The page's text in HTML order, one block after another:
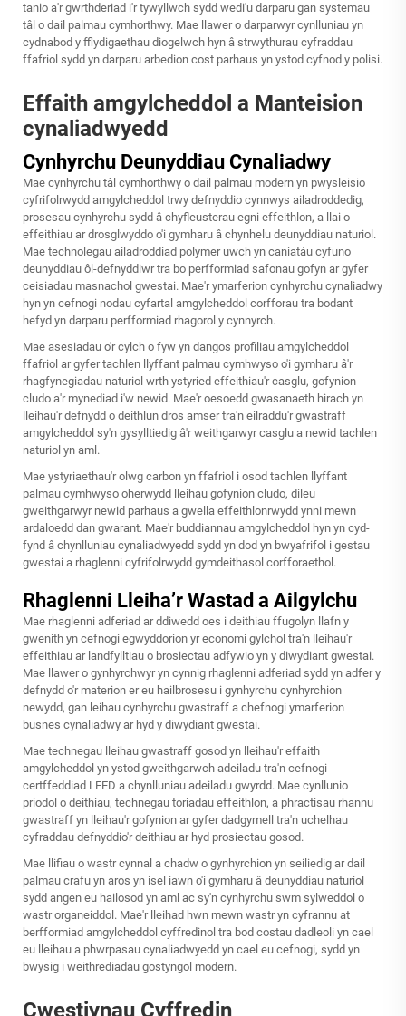
tanio a'r gwrthderiad i'r tywyllwch sydd wedi'u darparu gan systemau
tâl o dail palmau cymhorthwy. Mae llawer o darparwyr cynlluniau yn
cydnabod y fflydigaethau diogelwch hyn â strwythurau cyfraddau
ffafriol sydd yn darparu arbedion cost parhaus yn ystod cyfnod y polisi.
Effaith amgylcheddol a Manteision
cynaliadwyedd
Cynhyrchu Deunyddiau Cynaliadwy
Mae cynhyrchu tâl cymhorthwy o dail palmau modern yn pwysleisio
cyfrifolrwydd amgylcheddol trwy defnyddio cynnwys ailadroddedig,
prosesau cynhyrchu sydd â chyfleusterau egni effeithlon, a llai o
effeithiau ar drosglwyddo o'i gymharu â chynhelu deunyddiau naturiol.
Mae technolegau ailadroddiad polymer uwch yn caniatáu cyfuno
deunyddiau ôl-defnyddiwr tra bo perfformiad safonau gofyn ar gyfer
ceisiadau masnachol gwestai. Mae'r ymarferion cynhyrchu cynaliadwy
hyn yn cefnogi nodau cyfartal amgylcheddol corfforau tra bodant
hefyd yn darparu perfformiad rhagorol y cynnyrch.
Mae asesiadau o'r cylch o fyw yn dangos profiliau amgylcheddol
ffafriol ar gyfer tachlen llyffant palmau cymhwyso o'i gymharu â'r
rhagfynegiadau naturiol wrth ystyried effeithiau'r casglu, gofynion
cludo a'r mynediad i'w newid. Mae'r oesoedd gwasanaeth hirach yn
lleihau'r defnydd o deithlun dros amser tra'n eilraddu'r gwastraff
amgylcheddol sy'n gysylltiedig â'r weithgarwyr casglu a newid tachlen
naturiol yn aml.
Mae ystyriaethau'r olwg carbon yn ffafriol i osod tachlen llyffant
palmau cymhwyso oherwydd lleihau gofynion cludo, dileu
gweithgarwyr newid parhaus a gwella effeithlonrwydd ynni mewn
ardaloedd dan gwarant. Mae'r buddiannau amgylcheddol hyn yn cyd-
fynd â chynlluniau cynaliadwyedd sydd yn dod yn bwyafrifol i gestau
gwestai a rhaglenni cyfrifolrwydd gymdeithasol corfforaethol.
Rhaglenni Lleiha’r Wastad a Ailgylchu
Mae rhaglenni adferiad ar ddiwedd oes i deithiau ffugolyn llafn y
gwenith yn cefnogi egwyddorion yr economi gylchol tra'n lleihau'r
effeithiau ar landfylltiau o brosiectau adfywio yn y diwydiant gwestai.
Mae llawer o gynhyrchwyr yn cynnig rhaglenni adferiad sydd yn adfer y
defnydd o'r materion er eu hailbrosesu i gynhyrchu cynhyrchion
newydd, gan leihau cynhyrchu gwastraff a chefnogi ymarferion
busnes cynaliadwy ar hyd y diwydiant gwestai.
Mae technegau lleihau gwastraff gosod yn lleihau'r effaith
amgylcheddol yn ystod gweithgarwch adeiladu tra'n cefnogi
certffeddiad LEED a chynlluniau adeiladu gwyrdd. Mae cynllunio
priodol o deithiau, technegau toriadau effeithlon, a phractisau rhannu
gwastraff yn lleihau'r gofynion ar gyfer dadgymell tra'n uchelhau
cyfraddau defnyddio'r deithiau ar hyd prosiectau gosod.
Mae llifiau o wastr cynnal a chadw o gynhyrchion yn seiliedig ar dail
palmau crafu yn aros yn isel iawn o'i gymharu â deunyddiau naturiol
sydd angen eu hailosod yn aml ac sy'n cynhyrchu swm sylweddol o
wastr organeiddol. Mae'r lleihad hwn mewn wastr yn cyfrannu at
berfformiad amgylcheddol cyffredinol tra bod costau dadleoli yn cael
eu lleihau a phwrpasau cynaliadwyedd yn cael eu cefnogi, sydd yn
bwysig i weithrediadau gostyngol modern.
Cwestiynau Cyffredin